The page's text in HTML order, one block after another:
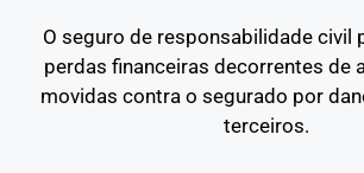
O seguro de responsabilidade civil
perdas financeiras decorrentes de
movidas contra o segurado por
terceiros.